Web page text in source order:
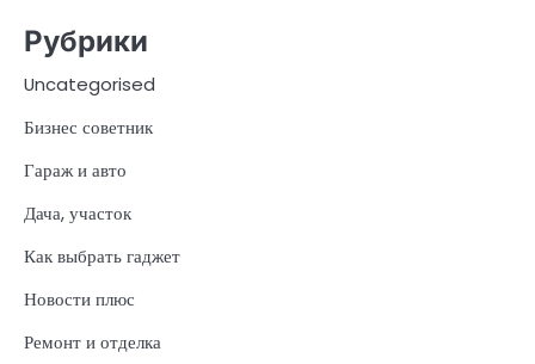
Рубрики
Uncategorised
Бизнес советник
Гараж и авто
Дача, участок
Как выбрать гаджет
Новости плюс
Ремонт и отделка